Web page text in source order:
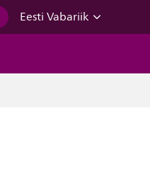
Eesti Vabariik